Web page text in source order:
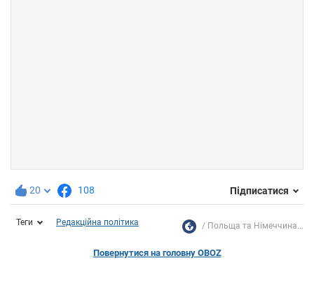
20 108 Підписатися
Теги Редакційна політика Польща та Німеччина...
Повернутися на головну OBOZ